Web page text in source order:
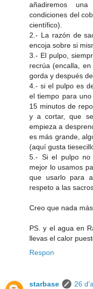
añadiremos
condiciones del
científico).
2.- La razón de
encoja sobre si
3.- El pulpo,
recrúa (encalla,
gorda y después
4.- si el pulpo es
el tiempo para
15 minutos de
y a cortar, que
empieza a
es más grande,
(aquí gusta
5.- Si el pulpo no
mejor lo usamos
que usarlo para
respeto a las
Creo que nada
PS. y el agua en
llevas el calor
Respon
starbase
26